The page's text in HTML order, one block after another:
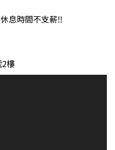
息時間不支薪‼️
樓